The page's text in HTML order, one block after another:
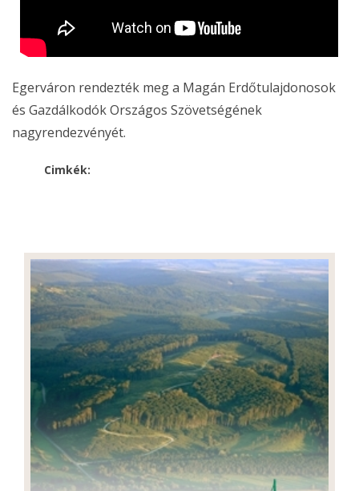
Egerváron rendezték meg a Magán Erdőtulajdonosok
és Gazdálkodók Országos Szövetségének
nagyrendezvényét.
Cimkék: